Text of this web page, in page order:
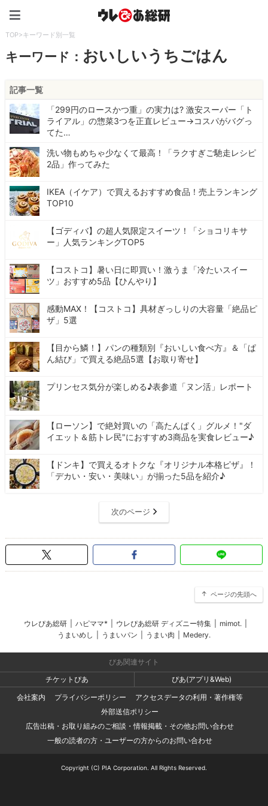
TOP>キーワード別一覧
キーワード： おいしいうちごはん
記事一覧
「299円のロースかつ重」の実力は? 激安スーパー「ト
ライアル」の惣菜3つを正直レビュー→コスパがバグっ
てた…
洗い物もめちゃ少なくて最高！「ラクすぎご馳走レシピ
2品」作ってみた
IKEA（イケア）で買えるおすすめ食品！売上ランキング
TOP10
【ゴディバ】の超人気限定スイーツ！「ショコリキサ
ー」人気ランキングTOP5
【コストコ】暑い日に即買い！激うま「冷たいスイー
ツ」おすすめ5品【ひんやり】
感動MAX！【コストコ】具材ぎっしりの大容量「絶品ピ
ザ」5選
【目から鱗！】パンの種類別『おいしい食べ方』＆「ぱ
ん結び」で買える絶品5選【お取り寄せ】
プリンセス気分が楽しめる♪表参道「ヌン活」レポート
【ローソン】で絶対買いの「高たんぱく」グルメ！"ダ
イエット＆筋トレ民"におすすめ3商品を実食レビュー♪
【ドンキ】で買えるオトクな『オリジナル本格ピザ』！
「デカい・安い・美味い」が揃った5品を紹介♪
次のページ
ページの先頭へ
ウレぴあ総研 ハピママ* ウレぴあ総研 ディズニー特集 mimot.
うまいめし
うまいパン うまい肉 Medery.
ぴあ関連サイト
チケットぴあ
ぴあ(アプリ&Web)
会社案内
プライバシーポリシー
アクセスデータの利用・著作権等
外部送信ポリシー
広告出稿・お取り組みのご相談・情報掲載・その他お問い合わせ
一般の読者の方・ユーザーの方からのお問い合わせ
Copyright (C) PIA Corporation. All Rights Reserved.